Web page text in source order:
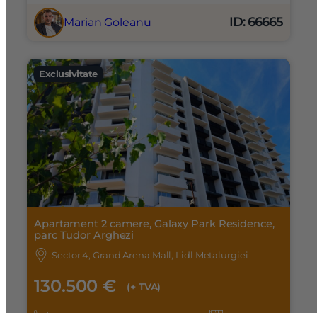
Marian Goleanu ID: 66665
Exclusivitate
Apartament 2 camere, Galaxy Park Residence,
parc Tudor Arghezi
Sector 4, Grand Arena Mall, Lidl Metalurgiei
130.500 € (+ TVA)